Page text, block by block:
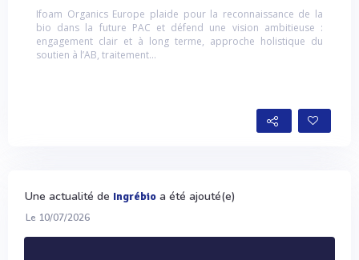
Ifoam Organics Europe plaide pour la reconnaissance de la
bio dans la future PAC et défend une vision ambitieuse :
engagement clair et à long terme, approche holistique du
soutien à l’AB, traitement...
Une actualité de Ingrébio a été ajouté(e)
Le 10/07/2026